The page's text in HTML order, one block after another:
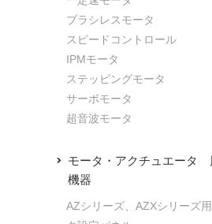
ブラシレスモータ
スピードコントロール
IPMモータ
ステッピングモータ
サーボモータ
超音波モータ
モータ・アクチュエータ
機器
AZシリーズ、AZXシリーズ